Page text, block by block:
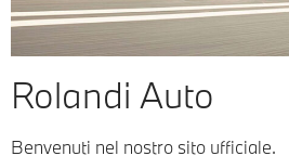
Rolandi Auto
Benvenuti nel nostro sito ufficiale.